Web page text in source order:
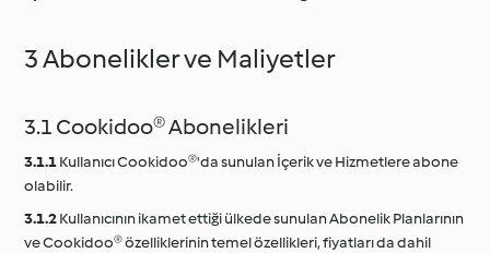
3 Abonelikler ve Maliyetler
3.1 Cookidoo® Abonelikleri
3.1.1Kullanıcı Cookidoo®'da sunulan İçerik ve Hizmetlere abone
olabilir.
3.1.2Kullanıcının ikamet ettiği ülkede sunulan Abonelik Planlarının
ve Cookidoo® özelliklerinin temel özellikleri, fiyatları da dahil